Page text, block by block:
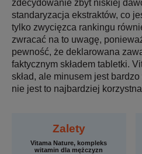
zdecydowanie zbyt niskiej
standaryzacja ekstraktów, co
tylko zwycięzca rankingu
zwracać na to uwagę,
pewność, że deklarowana
faktycznym składem tabletki.
skład, ale minusem jest
nie jest to najbardziej
Zalety
Vitama Nature, kompleks
witamin dla mężczyzn